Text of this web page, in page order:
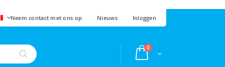
Neem contact met ons op Nieuws Inloggen
Cart
0producten